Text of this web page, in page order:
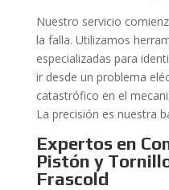
Nuestro servicio
la falla. Utilizamos
especializadas para
ir desde un problema
catastrófico en el
La precisión es nuestra
Expertos en
Pistón y
Frascold